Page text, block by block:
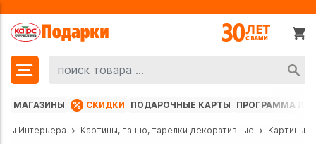
МАГАЗИНЫ СКИДКИ ПОДАРОЧНЫЕ КАРТЫ ПРОГРАММА
Интерьера Картины, панно, тарелки декоративные Картины